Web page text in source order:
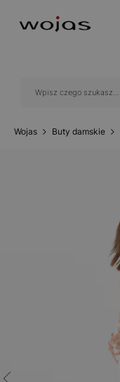
Wojas Buty damskie